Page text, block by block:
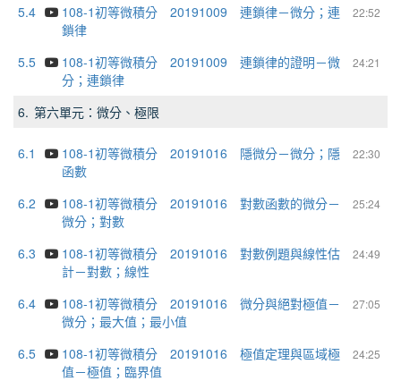
5.4
22:52
108-1初等微積分 20191009 連鎖律－微分；連
鎖律
5.5
24:21
108-1初等微積分 20191009 連鎖律的證明－微
分；連鎖律
6. 第六單元：微分、極限
6.1 22:30
108-1初等微積分 20191016 隱微分－微分；隱
函數
6.2
25:24
108-1初等微積分 20191016 對數函數的微分－
微分；對數
6.3
24:49
108-1初等微積分 20191016 對數例題與線性估
計－對數；線性
6.4
27:05
108-1初等微積分 20191016 微分與絕對極值－
微分；最大值；最小值
6.5
24:25
108-1初等微積分 20191016 極值定理與區域極
值－極值；臨界值